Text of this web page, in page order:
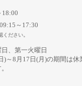
18:00
09:15～17:30
ださい。
、第一火曜日
)～8月17日(月)の期間は休